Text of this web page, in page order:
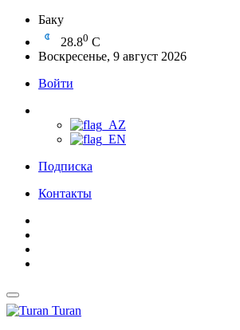
Баку
28.80 C
Воскресенье, 9 август 2026
Войти
Подписка
Контакты
Turan